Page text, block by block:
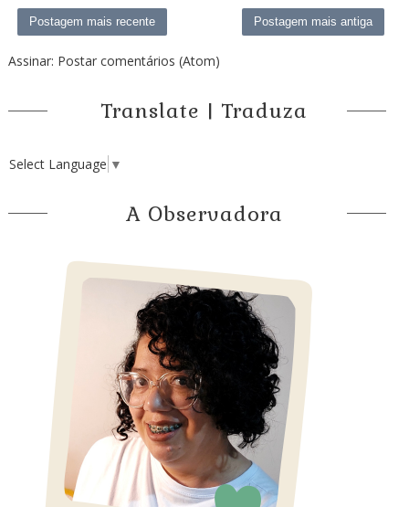
Postagem mais recente Postagem mais antiga
Assinar: Postar comentários (Atom)
Translate | Traduza
Select Language ▼
A Observadora